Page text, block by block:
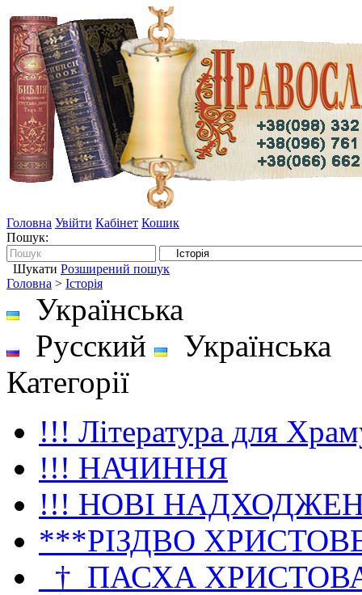
Головна Увійти Кабінет Кошик
Пошук:
Шукати Розширений пошук
Головна > Історія
Українська
Русский
Українська
Категорії
!!! Література для
!!! НАЧИННЯ
!!! НОВІ
***РІЗДВО
_†_ПАСХА